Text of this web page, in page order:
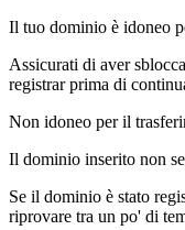
Il tuo dominio è idoneo
Assicurati di aver
registrar prima di
Non idoneo per il
Il dominio inserito non
Se il dominio è stato
riprovare tra un po' di